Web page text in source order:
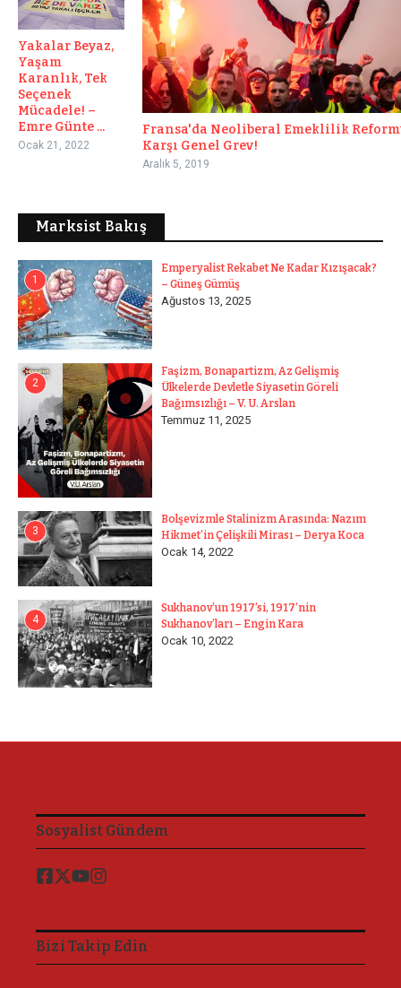
Yakalar Beyaz,
Yaşam
Karanlık, Tek
Seçenek
Mücadele! –
Emre Günte ...
Ocak 21, 2022
Fransa'da Neoliberal Emeklilik
Karşı Genel Grev!
Aralık 5, 2019
Marksist Bakış
1
Emperyalist Rekabet Ne Kadar Kızışacak?
– Güneş Gümüş
Ağustos 13, 2025
2
Faşizm, Bonapartizm, Az Gelişmiş
Ülkelerde Devletle Siyasetin Göreli
Bağımsızlığı – V. U. Arslan
Temmuz 11, 2025
3
Bolşevizmle Stalinizm Arasında: Nazım
Hikmet’in Çelişkili Mirası – Derya Koca
Ocak 14, 2022
4
Sukhanov’un 1917’si, 1917’nin
Sukhanov’ları – Engin Kara
Ocak 10, 2022
Sosyalist Gündem
Bizi Takip Edin